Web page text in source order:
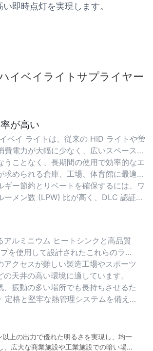
即時点灯を実現します。
イベイライトサプライヤー
が高い
ベイ ライトは、従来の HID ライトや蛍
費電力が大幅に少なく、広いスペースに
維持しながら電気コストを最大 60% 削
うことなく、長期間の使用で効率的なエ
求められる倉庫、工場、体育館に最適で
ギー節約とリベートを確保するには、ワ
ーメン数 (LPW) 比が高く、DLC 認証を
アルミニウム ヒートシンクと高品質
を使用して設計されたこれらのライ
時間以上の寿命を提供し、頻繁な交
ンス コストを最小限に抑えます。
アクセスが難しい製造工場やスポーツ
の天井の高い環境に適しています。
、振動の多い場所でも長持ちさせるた
定格と堅牢な熱管理システムを備えた
上の出力で優れた明るさを実現し、均一
、広大な商業施設や工業施設での暗い場所